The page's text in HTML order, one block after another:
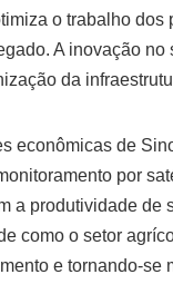
o trabalho
A inovação
da
econômicas de
por
a produtividade de
como o setor
e tornando-